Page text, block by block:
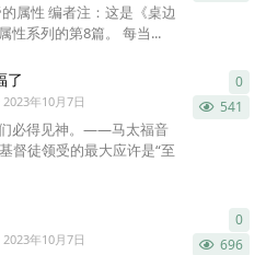
属性 编者注：这是《桌边
性系列的第8篇。 每当...
了
2023年10月7日 541
必得见神。——马太福音
督徒领受的最大应许是“至
0
2023年10月7日 696
0